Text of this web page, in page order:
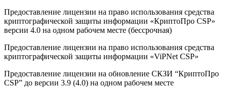
Предоставление лицензии на право использования средства
криптографической защиты информации «КриптоПро CSP»
версии 4.0 на одном рабочем месте (бессрочная)
Предоставление лицензии на право использования средства
криптографической защиты информации «ViPNet CSP»
Предоставление лицензии на обновление СКЗИ “КриптоПро
CSP” до версии 3.9 (4.0) на одном рабочем месте